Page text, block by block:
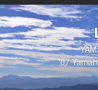
'07